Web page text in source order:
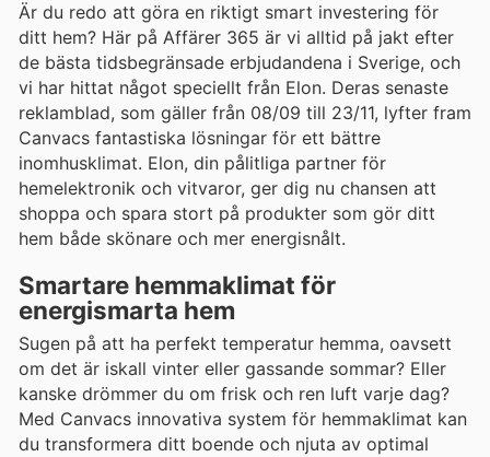
Är du redo att göra en riktigt smart investering för
ditt hem? Här på Affärer 365 är vi alltid på jakt efter
de bästa tidsbegränsade erbjudandena i Sverige, och
vi har hittat något speciellt från Elon. Deras senaste
reklamblad, som gäller från 08/09 till 23/11, lyfter fram
Canvacs fantastiska lösningar för ett bättre
inomhusklimat. Elon, din pålitliga partner för
hemelektronik och vitvaror, ger dig nu chansen att
shoppa och spara stort på produkter som gör ditt
hem både skönare och mer energisnålt.
Smartare hemmaklimat för
energismarta hem
Sugen på att ha perfekt temperatur hemma, oavsett
om det är iskall vinter eller gassande sommar? Eller
kanske drömmer du om frisk och ren luft varje dag?
Med Canvacs innovativa system för hemmaklimat kan
du transformera ditt boende och njuta av optimal